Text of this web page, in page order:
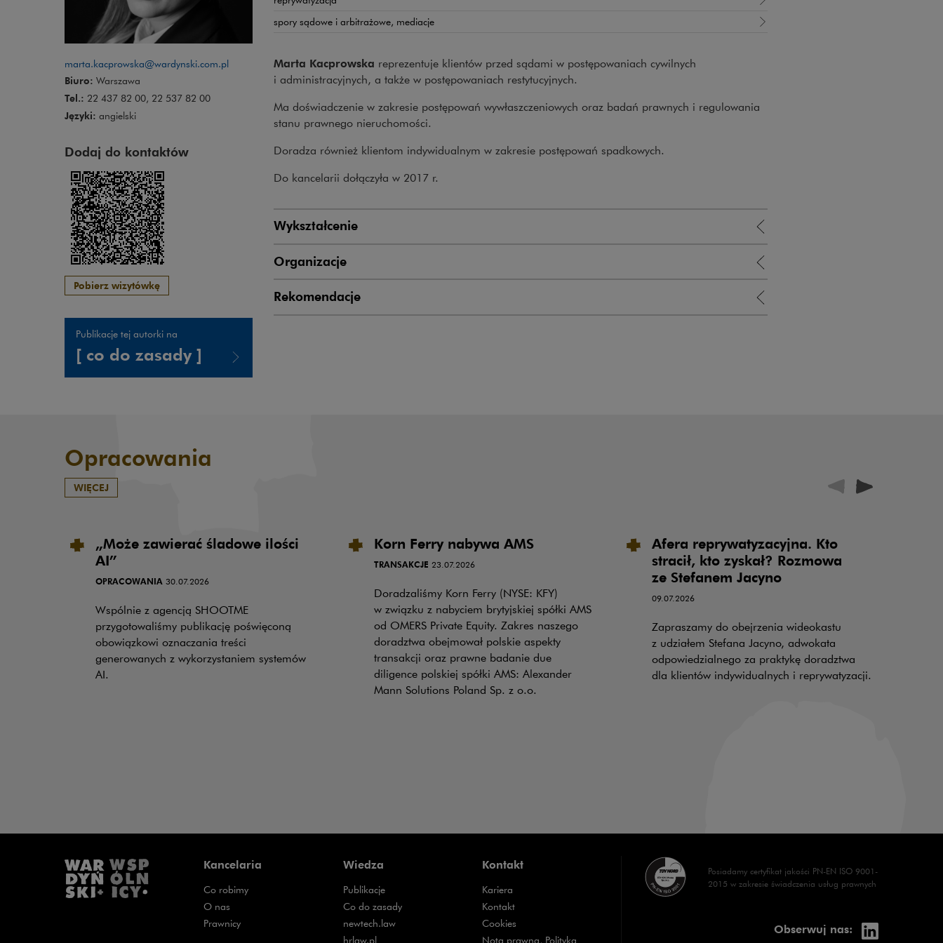
marta.kacprowska@wardynski.com.pl
Biuro: Warszawa
Tel.: 22 437 82 00, 22 537 82 00
Języki: angielski
Dodaj do kontaktów
Pobierz wizytówkę
Publikacje tej autorki na
[ co do zasady ]
spory sądowe i arbitrażowe, mediacje
Marta Kacprowska reprezentuje klientów przed sądami w postępowaniach cywilnych
i administracyjnych, a także w postępowaniach restytucyjnych.
Ma doświadczenie w zakresie postępowań wywłaszczeniowych oraz badań prawnych i regulowania
stanu prawnego nieruchomości.
Doradza również klientom indywidualnym w zakresie postępowań spadkowych.
Do kancelarii dołączyła w 2017 r.
Wykształcenie
Organizacje
Rekomendacje
Opracowania
WIĘCEJ
„Może zawierać śladowe ilości
AI”
OPRACOWANIA 30.07.2026
Wspólnie z agencją SHOOTME
przygotowaliśmy publikację poświęconą
obowiązkowi oznaczania treści
generowanych z wykorzystaniem systemów
AI.
Korn Ferry nabywa AMS
TRANSAKCJE 23.07.2026
Doradzaliśmy Korn Ferry (NYSE: KFY)
w związku z nabyciem brytyjskiej spółki AMS
od OMERS Private Equity. Zakres naszego
doradztwa obejmował polskie aspekty
transakcji oraz prawne badanie due
diligence polskiej spółki AMS: Alexander
Mann Solutions Poland Sp. z o.o.
Afera reprywatyzacyjna. Kto
stracił, kto zyskał? Rozmowa
ze Stefanem Jacyno
09.07.2026
Zapraszamy do obejrzenia wideokastu
z udziałem Stefana Jacyno, adwokata
odpowiedzialnego za praktykę doradztwa
dla klientów indywidualnych i reprywatyzacji.
Kancelaria
Co robimy
O nas
Prawnicy
Wiedza
Publikacje
Co do zasadyUwaga, link zostanie otwarty w nowym oknie
newtech.lawUwaga, link zostanie otwarty w nowym oknie
hrlaw.plUwaga, link zostanie otwarty w nowym oknie
Kontakt
Kariera
Kontakt
Cookies
Nota prawna, Polityka
Posiadamy certyfikat jakości PN-EN ISO 9001-
2015 w zakresie świadczenia usług prawnych
Obserwuj nas: